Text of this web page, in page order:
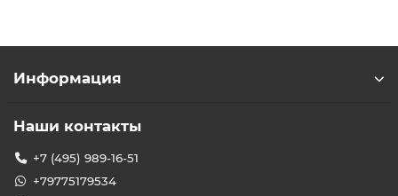
Информация
Наши контакты
+7 (495) 989-16-51
+79775179534